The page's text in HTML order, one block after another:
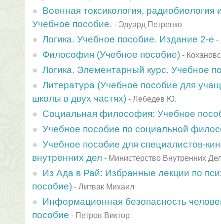
Военная токсикология,
Учебное пособие. - Эдуард Петренко
Логика. Учебное пособие. Издание 2-е -
Философия (Учебное пособие) -
Логика. Элементарный курс. Учебное
Литература (Учебное пособие для
школы в двух частях) - Лебедев Ю.
Социальная философия: Учебное
Учебное пособие по социальной
Учебное пособие для специалистов-
внутренних дел - Министерство Внутренних
Из Ада в Рай: Избранные лекции по
пособие) - Литвак Михаил
Информационная безопасность
пособие - Петров Виктор